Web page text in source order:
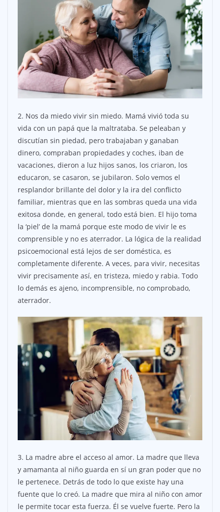
2. Nos da miedo vivir sin miedo. Mamá vivió toda su
vida con un papá que la maltrataba. Se peleaban y
discutían sin piedad, pero trabajaban y ganaban
dinero, compraban propiedades y coches, iban de
vacaciones, dieron a luz hijos sanos, los criaron, los
educaron, se casaron, se jubilaron. Solo vemos el
resplandor brillante del dolor y la ira del conflicto
familiar, mientras que en las sombras queda una vida
exitosa donde, en general, todo está bien. El hijo toma
la ‘piel’ de la mamá porque este modo de vivir le es
comprensible y no es aterrador. La lógica de la realidad
psicoemocional está lejos de ser doméstica, es
completamente diferente. A veces, para vivir, necesitas
vivir precisamente así, en tristeza, miedo y rabia. Todo
lo demás es ajeno, incomprensible, no comprobado,
aterrador.
3. La madre abre el acceso al amor. La madre que lleva
y amamanta al niño guarda en sí un gran poder que no
le pertenece. Detrás de todo lo que existe hay una
fuente que lo creó. La madre que mira al niño con amor
le permite tocar esta fuerza. Él se vuelve fuerte. Pero la